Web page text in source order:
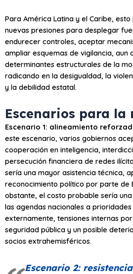
Para América Latina y el Caribe,
nuevas presiones para desplegar
endurecer controles, aceptar
ampliar esquemas de vigilancia, aun
determinantes estructurales de la
radicando en la desigualdad, la
y la debilidad estatal.
Escenarios para la
Escenario 1: alineamiento
este escenario, varios gobiernos
cooperación en inteligencia,
persecución financiera de redes
sería una mayor asistencia técnica,
reconocimiento político por parte de
obstante, el costo probable sería
las agendas nacionales a
externamente, tensiones internas
seguridad pública y un posible
socios extrahemisféricos.
Escenario 2: